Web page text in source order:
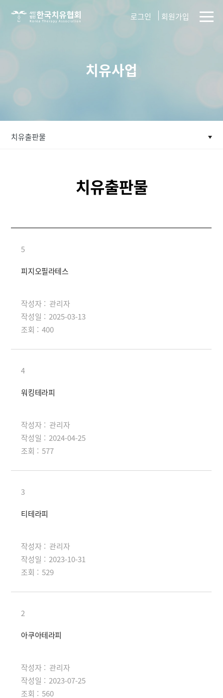
사단법인
로그인 회원가입
치유사업
치유출판물
치유출판물
5
피지오필라테스
작성자 : 관리자
작성일 : 2025-03-13
조회 : 400
4
워킹테라피
작성자 : 관리자
작성일 : 2024-04-25
조회 : 577
3
티테라피
작성자 : 관리자
작성일 : 2023-10-31
조회 : 529
2
아쿠아테라피
작성자 : 관리자
작성일 : 2023-07-25
조회 : 560